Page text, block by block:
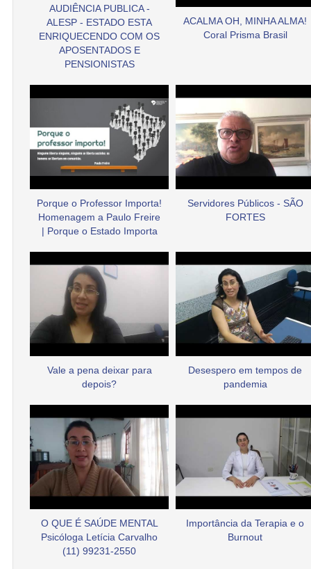
AUDIÊNCIA PUBLICA -
ALESP - ESTADO ESTA
ENRIQUECENDO COM OS
APOSENTADOS E
PENSIONISTAS
ACALMA OH, MINHA ALMA!
Coral Prisma Brasil
Porque o Professor Importa!
Homenagem a Paulo Freire
| Porque o Estado Importa
Servidores Públicos - SÃO
FORTES
Vale a pena deixar para
depois?
Desespero em tempos de
pandemia
O QUE É SAÚDE MENTAL
Psicóloga Letícia Carvalho
(11) 99231-2550
Importância da Terapia e o
Burnout